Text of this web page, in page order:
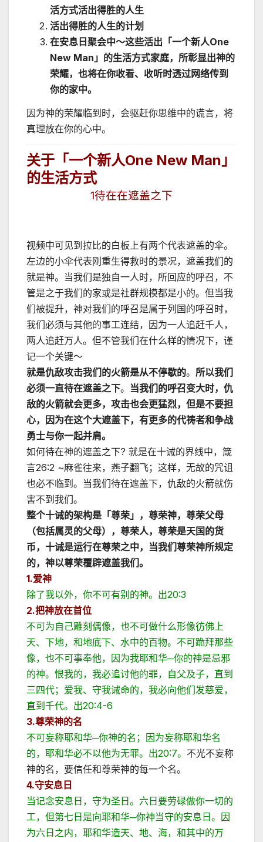
活方式活出得胜的人生
活出得胜的人生的计划
在安息日聚会中～这些活出「一个新人One
New Man」的生活方式家庭，所彰显出神的
荣耀，也将在你收看、收听时透过网络传到
你的家中。
因为神的荣耀临到时，会驱赶你思维中的谎言，将
真理放在你的心中。
关于「一个新人One New Man 」
的生活方式
1待在在遮盖之下
视频中可见到拉比的白板上有两个代表遮盖的伞。
左边的小伞代表刚重生得救时的景况，遮盖我们的
就是神。当我们是独自一人时，所回应的呼召，不
管是之于我们的家或是社群规模都是小的。但当我
们被提升，神对我们的呼召是属于列国的呼召时，
我们必须与其他的事工连结，因为一人追赶千人，
两人追赶万人。但不管我们在什么样的情况下，谨
记一个关键～
就是仇敌攻击我们的火箭是从不停歇的。 所以我们
必须一直待在遮盖之下。 当我们的呼召变大时，仇
敌的火箭就会更多，攻击也会更猛烈，但是不要担
心，因为在这个大遮盖下，有更多的代祷者和争战
勇士与你一起并肩。
如何待在神的遮盖之下? 就是在十诫的界线中，箴
言26:2 ~麻雀往来，燕子翻飞；这样，无故的咒诅
也必不临到。当我们待在遮盖下，仇敌的火箭就伤
害不到我们。
整个十诫的架构是「尊荣」，尊荣神，尊荣父母
（包括属灵的父母），尊荣人，尊荣是天国的货
币，十诫是运行在尊荣之中，当我们尊荣神所规定
的，神以尊荣覆辟遮盖我们。
1.爱神
除了我以外，你不可有别的神。出20:3
2.把神放在首位
不可为自己雕刻偶像，也不可做什么形像彷佛上
天、下地，和地底下、水中的百物。不可跪拜那些
像，也不可事奉他，因为我耶和华─你的神是忌邪
的神。恨我的，我必追讨他的罪，自父及子，直到
三四代；爱我、守我诫命的，我必向他们发慈爱，
直到千代。出20:4-6
3.尊荣神的名
不可妄称耶和华─你神的名；因为妄称耶和华名
的，耶和华必不以他为无罪。出20:7。 不光不妄称
神的名，要信任和尊荣神的每一个名。
4.守安息日
当记念安息日，守为圣日。六日要劳碌做你一切的
工，但第七日是向耶和华─你神当守的安息日。因
为六日之内，耶和华造天、地、海，和其中的万